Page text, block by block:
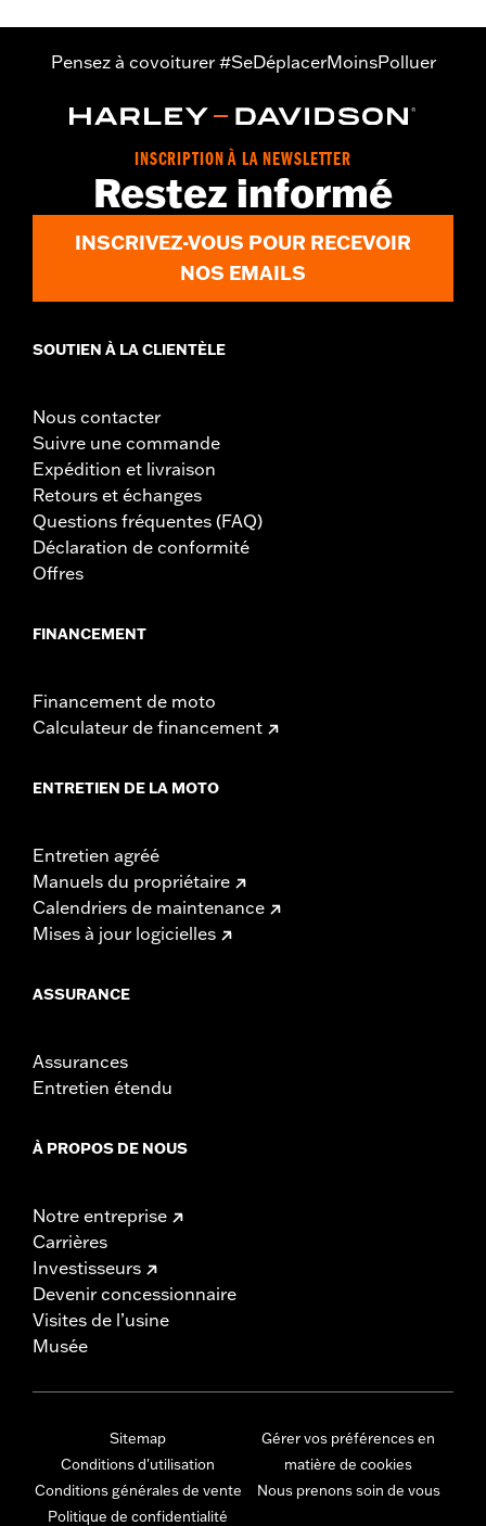
Shop To Be:Dry,Warm
Pensez à covoiturer #SeDéplacerMoinsPolluer
INSCRIPTION À LA NEWSLETTER
Restez informé
INSCRIVEZ-VOUS POUR RECEVOIR
NOS EMAILS
SOUTIEN À LA CLIENTÈLE
Nous contacter
Suivre une commande
Expédition et livraison
Retours et échanges
Questions fréquentes (FAQ)
Déclaration de conformité
Offres
FINANCEMENT
Financement de moto
Calculateur de financement
ENTRETIEN DE LA MOTO
Entretien agréé
Manuels du propriétaire
Calendriers de maintenance
Mises à jour logicielles
ASSURANCE
Assurances
Entretien étendu
À PROPOS DE NOUS
Notre entreprise
Carrières
Investisseurs
Devenir concessionnaire
Visites de l’usine
Musée
Sitemap
Conditions d'utilisation
Conditions générales de vente
Politique de confidentialité
Gérer vos préférences en
matière de cookies
Nous prenons soin de vous